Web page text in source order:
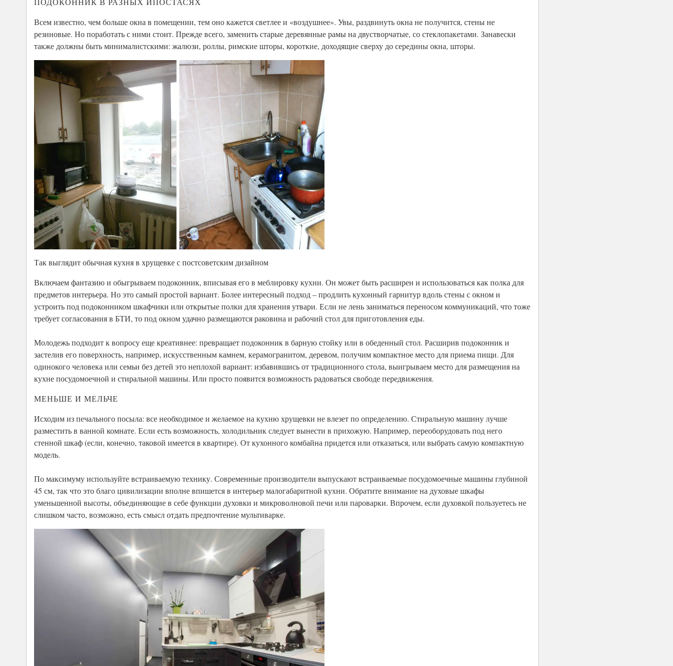
Всем известно, чем больше окна в помещении, тем оно кажется светлее и «воздушнее». Увы, раздвинуть окна не получится, стены не
резиновые. Но поработать с ними стоит. Прежде всего, заменить старые деревянные рамы на двустворчатые, со стеклопакетами. Занавески
также должны быть минималистскими: жалюзи, роллы, римские шторы, короткие, доходящие сверху до середины окна, шторы.
Так выглядит обычная кухня в хрущевке с постсоветским дизайном
Включаем фантазию и обыгрываем подоконник, вписывая его в меблировку кухни. Он может быть расширен и использоваться как полка для
предметов интерьера. Но это самый простой вариант. Более интересный подход – продлить кухонный гарнитур вдоль стены с окном и
устроить под подоконником шкафчики или открытые полки для хранения утвари. Если не лень заниматься переносом коммуникаций, что тоже
требует согласования в БТИ, то под окном удачно размещаются раковина и рабочий стол для приготовления еды.
Молодежь подходит к вопросу еще креативнее: превращает подоконник в барную стойку или в обеденный стол. Расширив подоконник и
застелив его поверхность, например, искусственным камнем, керамогранитом, деревом, получим компактное место для приема пищи. Для
одинокого человека или семьи без детей это неплохой вариант: избавившись от традиционного стола, выигрываем место для размещения на
кухне посудомоечной и стиральной машины. Или просто появится возможность радоваться свободе передвижения.
МЕНЬШЕ И МЕЛЬЧЕ
Исходим из печального посыла: все необходимое и желаемое на кухню хрущевки не влезет по определению. Стиральную машину лучше
разместить в ванной комнате. Если есть возможность, холодильник следует вынести в прихожую. Например, переоборудовать под него
стенной шкаф (если, конечно, таковой имеется в квартире). От кухонного комбайна придется или отказаться, или выбрать самую компактную
модель.
По максимуму используйте встраиваемую технику. Современные производители выпускают встраиваемые посудомоечные машины глубиной
45 см, так что это благо цивилизации вполне впишется в интерьер малогабаритной кухни. Обратите внимание на духовые шкафы
уменьшенной высоты, объединяющие в себе функции духовки и микроволновой печи или пароварки. Впрочем, если духовкой пользуетесь не
слишком часто, возможно, есть смысл отдать предпочтение мультиварке.